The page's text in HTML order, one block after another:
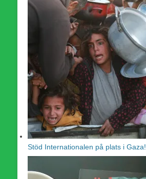
Stöd Internationalen på plats i Gaza!